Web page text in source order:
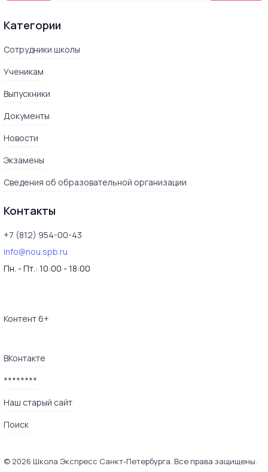
Категории
Сотрудники школы
Ученикам
Выпускники
Документы
Новости
Экзамены
Сведения об образовательной организации
Контакты
+7 (812) 954-00-43
info@nou.spb.ru
Пн. - Пт.: 10:00 - 18:00
Контент 6+
ВКонтакте
********
Наш старый сайт
Поиск
© 2026 Школа Экспресс Санкт-Петербурга. Все права защищены.